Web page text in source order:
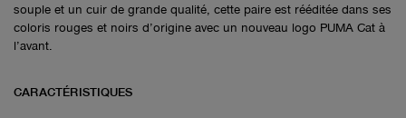
souple et un cuir de grande qualité, cette paire est rééditée dans ses
coloris rouges et noirs d’origine avec un nouveau logo PUMA Cat à
l’avant.
CARACTÉRISTIQUES